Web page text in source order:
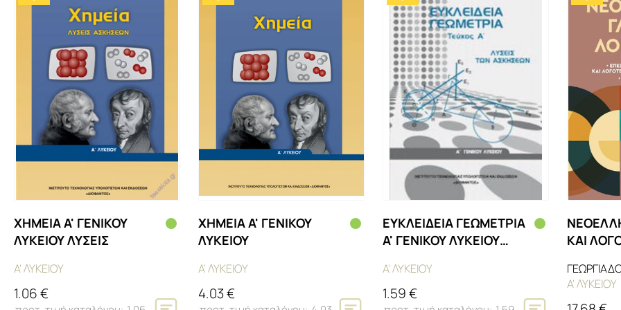
ΧΗΜΕΙΑ Α' ΓΕΝΙΚΟΥ
ΛΥΚΕΙΟΥ ΛΥΣΕΙΣ
Α' ΛΥΚΕΙΟΥ
1.06 €
ΧΗΜΕΙΑ Α' ΓΕΝΙΚΟΥ
ΛΥΚΕΙΟΥ
Α' ΛΥΚΕΙΟΥ
4.03 €
ΕΥΚΛΕΙΔΕΙΑ ΓΕΩΜΕΤΡΙΑ
Α' ΓΕΝΙΚΟΥ ΛΥΚΕΙΟΥ
Α' ΛΥΚΕΙΟΥ
1.59 €
ΚΑΙ
Α' ΛΥΚΕΙΟΥ